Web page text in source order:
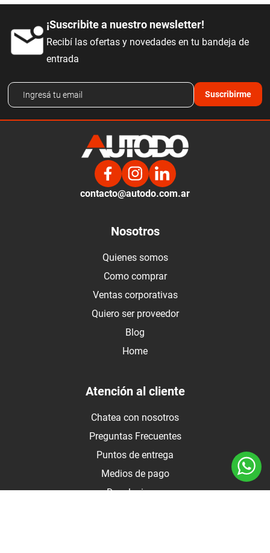
¡Suscribite a nuestro newsletter!
Recibí las ofertas y novedades en tu bandeja de
entrada
Suscribirme
contacto@autodo.com.ar
Nosotros
Quienes somos
Como comprar
Ventas corporativas
Quiero ser proveedor
Blog
Home
Atención al cliente
Chatea con nosotros
Preguntas Frecuentes
Puntos de entrega
Medios de pago
Devoluciones